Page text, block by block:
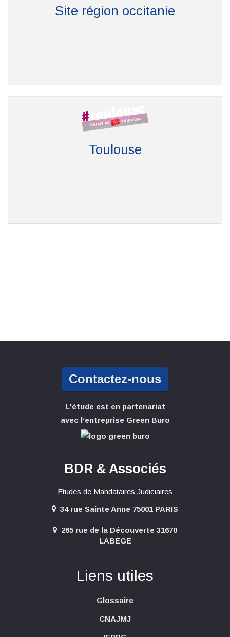
Site région occitanie
Toulouse
Contactez-nous
L'étude est en partenariat
avec l’entreprise Green Buro
BDR & Associés
Etudes de Mandataires Judiciaires
34 rue Sainte Anne 75001 PARIS
265 rue de la Découverte 31670
LABEGE
Liens utiles
Glossaire
CNAJMJ